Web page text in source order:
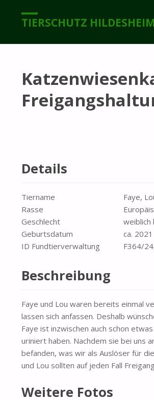
TIERSCHUTZ
Details
Tiername
Faye,
Rasse
Geschlecht
Geburtsdatum
ca.
ID Fundtierverwaltung
F364/
Beschreibung
Faye und Lou waren bereits einmal
lassen sich anfassen. Deshalb
Faye ist inzwischen auch schon
uriniert haben. Nachdem sie bei uns
befanden, was wir als Auslöser für
und Lou sollten auf jeden Fall
Weitere Fotos